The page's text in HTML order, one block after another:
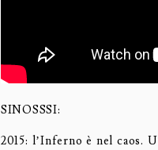
SINOSSSI:
2015: l’Inferno è nel caos.